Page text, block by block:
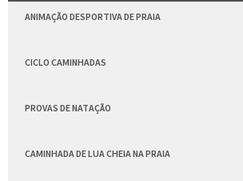
ANIMAÇÃO DESPORTIVA DE PRAIA
CICLO CAMINHADAS
PROVAS DE NATAÇÃO
CAMINHADA DE LUA CHEIA NA PRAIA